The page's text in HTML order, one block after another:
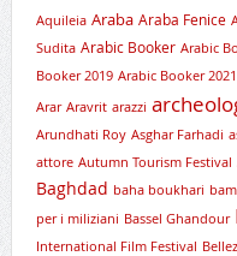
Aquileia Araba Araba Fenice
Sudita Arabic Booker Arabic
Booker 2019 Arabic Booker 2021
Arar Aravrit arazzi
Arundhati Roy Asghar Farhadi
attore Autumn Tourism Festival
Baghdad baha boukhari
per i miliziani Bassel Ghandour
International Film Festival